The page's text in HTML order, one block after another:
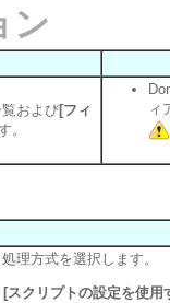
ン
および[フィ
。
ィ
理方式を選択します。
[スクリプトの設定を使用